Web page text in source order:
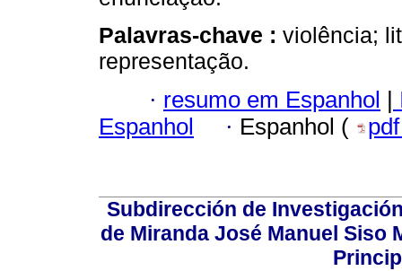
Palavras-chave : violência;
representação.
· resumo em Espanhol |
Espanhol
· Espanhol (
Subdirección de
de Miranda José Manuel Siso